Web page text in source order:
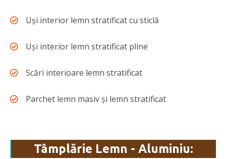
Uși interior lemn stratificat cu sticlă
Uși interior lemn stratificat pline
Scări interioare lemn stratificat
Parchet lemn masiv și lemn stratificat
Tâmplărie Lemn - Aluminiu: